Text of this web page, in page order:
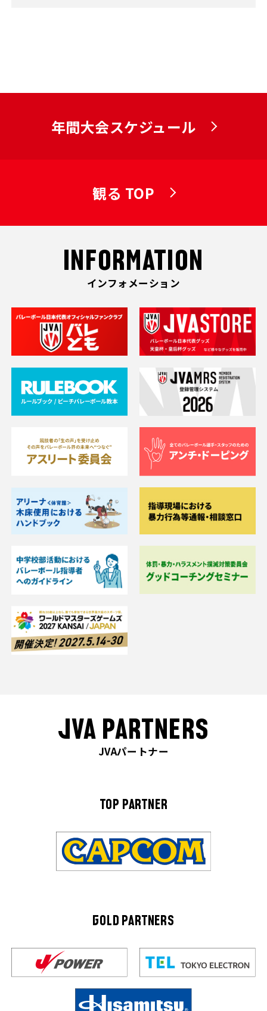
年間大会スケジュール
観る TOP
INFORMATION
インフォメーション
JVA PARTNERS
JVAパートナー
TOP PARTNER
GOLD PARTNERS